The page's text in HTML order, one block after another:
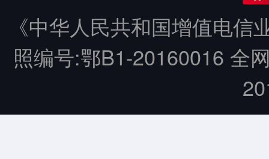
《中华人民共和国增值电
照编号:鄂B1-20160016 全